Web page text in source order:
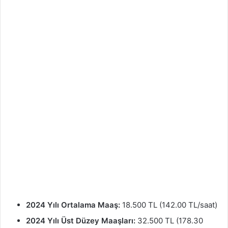
2024 Yılı Ortalama Maaş: 18.500 TL (142.00 TL/saat)
2024 Yılı Üst Düzey Maaşları: 32.500 TL (178.30